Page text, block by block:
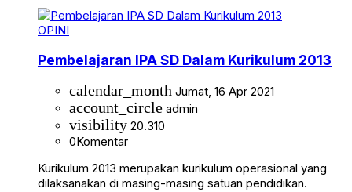
OPINI
Pembelajaran IPA SD Dalam Kurikulum 2013
calendar_month Jumat, 16 Apr 2021
account_circle admin
visibility 20.310
0Komentar
Kurikulum 2013 merupakan kurikulum operasional yang
dilaksanakan di masing-masing satuan pendidikan.